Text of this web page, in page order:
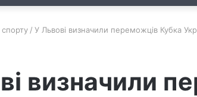
спорту / У Львові визначили переможців Кубка
визначили